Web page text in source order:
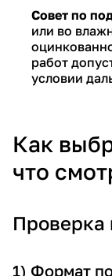
Совет по
или во
работ
условии
Как
что
Проверка
1) Формат